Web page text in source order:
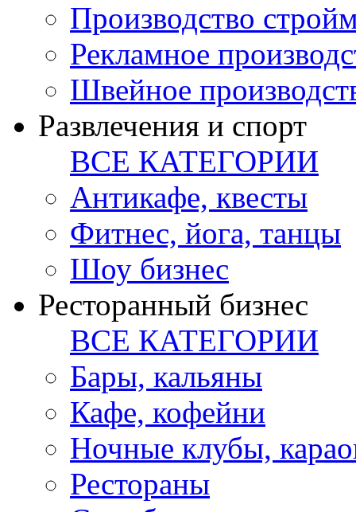
Производство
Рекламное
Швейное
Развлечения и спорт
ВСЕ КАТЕГОРИИ
Антикафе, квесты
Фитнес, йога, танцы
Шоу бизнес
Ресторанный бизнес
ВСЕ КАТЕГОРИИ
Бары, кальяны
Кафе, кофейни
Ночные клубы,
Рестораны